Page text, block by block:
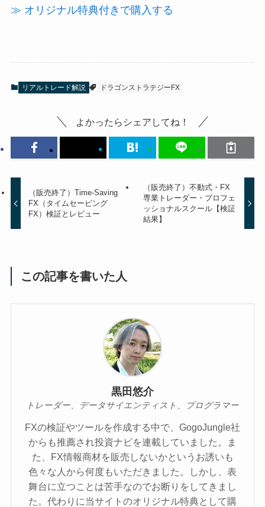
≫ オリジナル特典付きで購入する
リアルトレード解説 ドラゴンストラテジーFX
よかったらシェアしてね！
（販売終了）Time-Saving
FX（タイムセービング
FX）検証とレビュー
（販売終了）不動式・FX
専業トレーダー・プロフェ
ッショナルスクール【検証
結果】
この記事を書いた人
黒田悠介
トレーダー、データサイエンティスト、プログラマー
FXの検証やツールを作成する中で、GogoJungle社
からも推薦され投資ナビを連載していました。ま
た、FX情報商材を販売しないかというお誘いも
色々な人から何度もいただきました。しかし、表
舞台に立つことは苦手なのでお断りをしてきまし
た。代わりに当サイトのオリジナル特典として購